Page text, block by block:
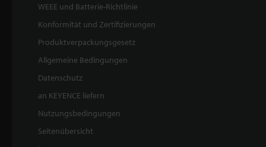
WEEE und Batterie-Richtlinie
Konformität und Zertifizierungen
Produktverpackungsgesetz
Allgemeine Bedingungen
Datenschutz
an KEYENCE liefern
Nutzungsbedingungen
Seitenübersicht